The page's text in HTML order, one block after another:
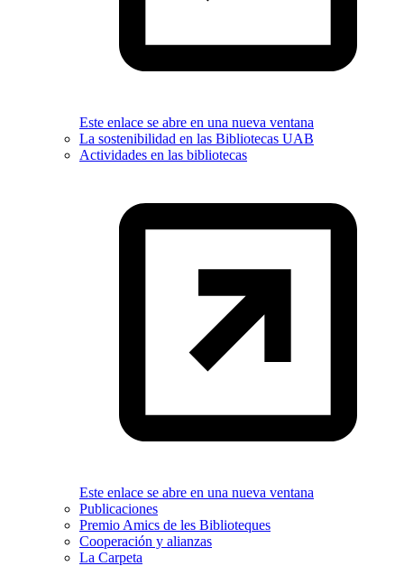
Este enlace se abre en una nueva ventana
La sostenibilidad en las Bibliotecas UAB
Actividades en las bibliotecas
Este enlace se abre en una nueva ventana
Publicaciones
Premio Amics de les Biblioteques
Cooperación y alianzas
La Carpeta